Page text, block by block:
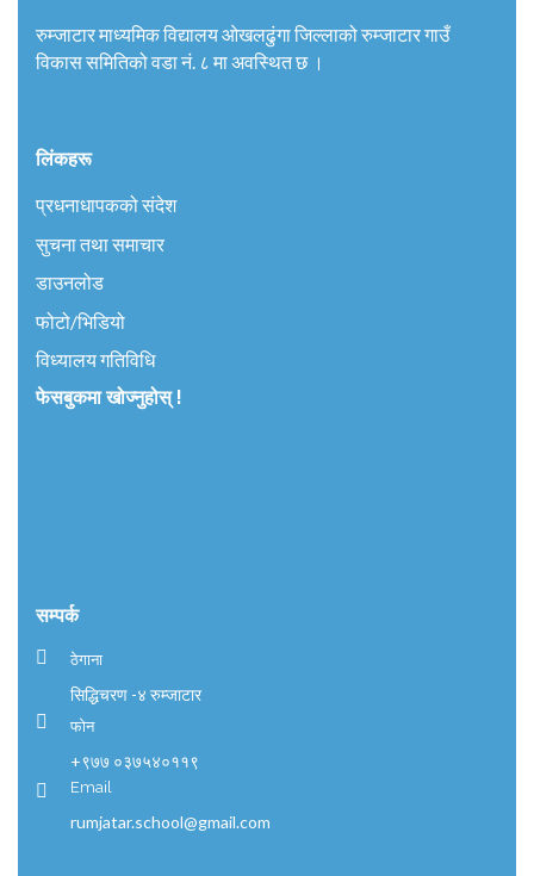
रुम्जाटार माध्यमिक विद्यालय ओखलढुंगा जिल्लाको रुम्जाटार गाउँ
विकास समितिको वडा नं. ८ मा अवस्थित छ ।
लिंकहरू
प्रधनाधापकको संदेश
सुचना तथा समाचार
डाउनलोड
फोटो/भिडियो
विध्यालय गतिविधि
फेसबुकमा खोज्नुहोस् !
सम्पर्क
ठेगाना
सिद्धिचरण -४ रुम्जाटार
फोन
+९७७ ०३७५४०११९
Email
rumjatar.school@gmail.com